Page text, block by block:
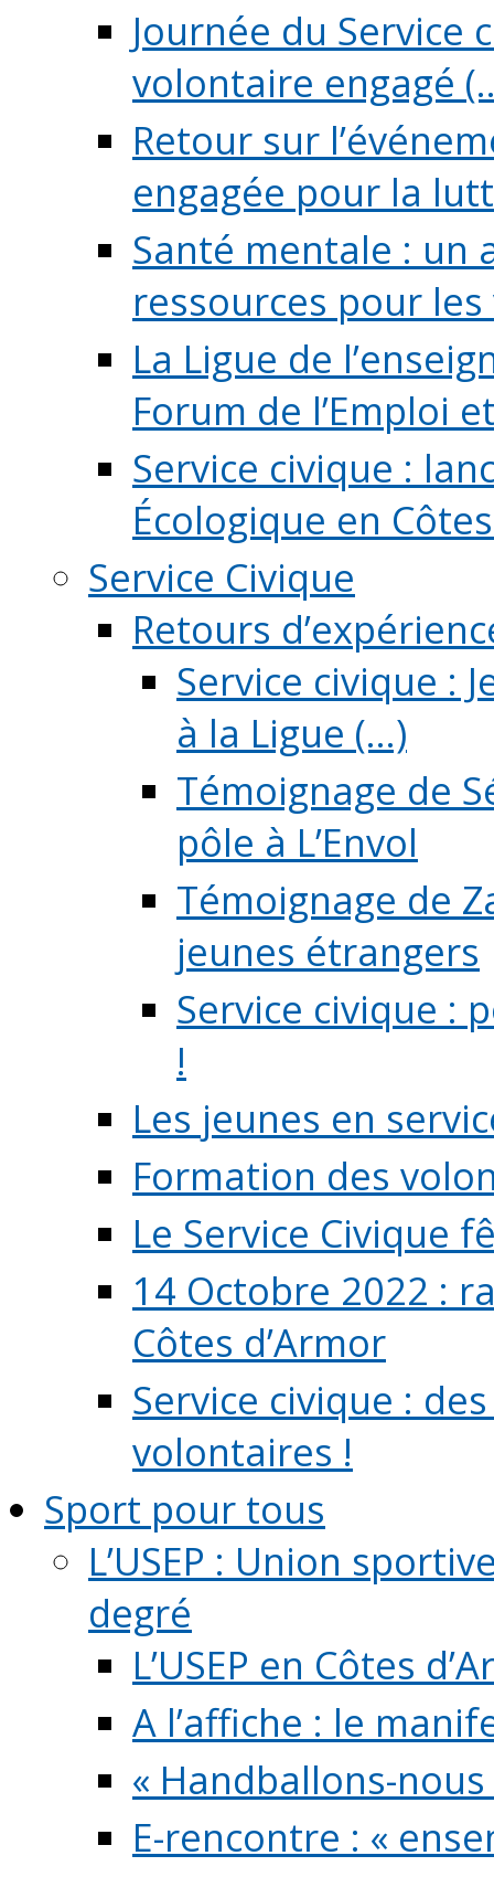
Journée du Service
volontaire engagé
Retour sur
engagée pour la
Santé mentale : un
ressources pour
La Ligue de
Forum de l’Emploi
Service civique :
Écologique en
Service Civique
Retours
Service civique :
à la Ligue (...)
Témoignage de
pôle à L’Envol
Témoignage de
jeunes étrangers
Service civique :
!
Les jeunes en
Formation des
Le Service Civique
14 Octobre 2022 :
Côtes d’Armor
Service civique :
volontaires !
Sport pour tous
L’USEP : Union
degré
L’USEP en Côtes
A l’affiche : le
« Handballons-
E-rencontre : «